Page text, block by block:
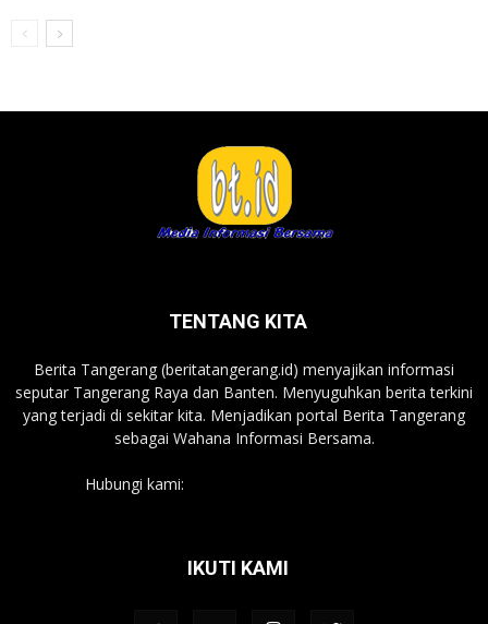
TENTANG KITA
Berita Tangerang (beritatangerang.id) menyajikan informasi
seputar Tangerang Raya dan Banten. Menyuguhkan berita terkini
yang terjadi di sekitar kita. Menjadikan portal Berita Tangerang
sebagai Wahana Informasi Bersama.
Hubungi kami:
IKUTI KAMI